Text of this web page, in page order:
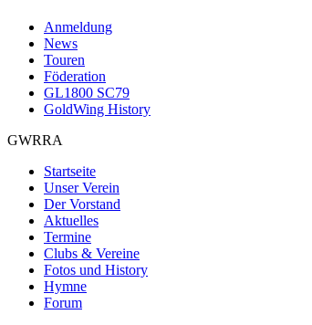
Anmeldung
News
Touren
Föderation
GL1800 SC79
GoldWing History
GWRRA
Startseite
Unser Verein
Der Vorstand
Aktuelles
Termine
Clubs & Vereine
Fotos und History
Hymne
Forum